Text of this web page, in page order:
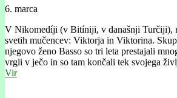
6. marca
V Nikomedíji (v Bitíniji, v današnji Turčiji),
svetih mučencev: Viktorja in Viktorina.
njegovo ženo Basso so tri leta prestajali
vrgli v ječo in so tam končali tek svojega
Vir